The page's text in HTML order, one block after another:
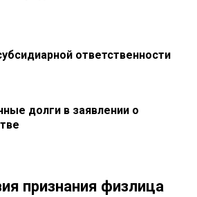
ответственности
долги в заявлении о
признания физлица